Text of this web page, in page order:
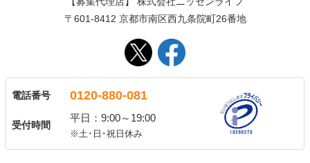
〒601-8412 京都市南区西九条院町26番地
電話番号 0120-880-081
受付時間
平日：9:00～19:00
※土･日･祝日休み